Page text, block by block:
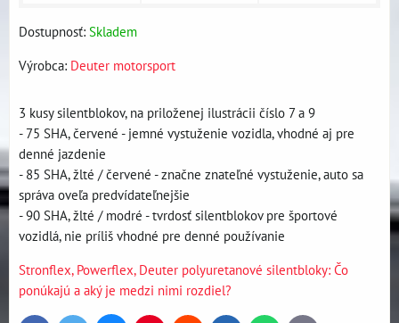
Dostupnosť: Skladem
Výrobca: Deuter motorsport
3 kusy silentblokov, na priloženej ilustrácii číslo 7 a 9
- 75 SHA, červené - jemné vystuženie vozidla, vhodné aj pre
denné jazdenie
- 85 SHA, žlté / červené - značne znateľné vystuženie, auto sa
správa oveľa predvídateľnejšie
- 90 SHA, žlté / modré - tvrdosť silentblokov pre športové
vozidlá, nie príliš vhodné pre denné používanie
Stronflex, Powerflex, Deuter polyuretanové silentbloky: Čo
ponúkajú a aký je medzi nimi rozdiel?